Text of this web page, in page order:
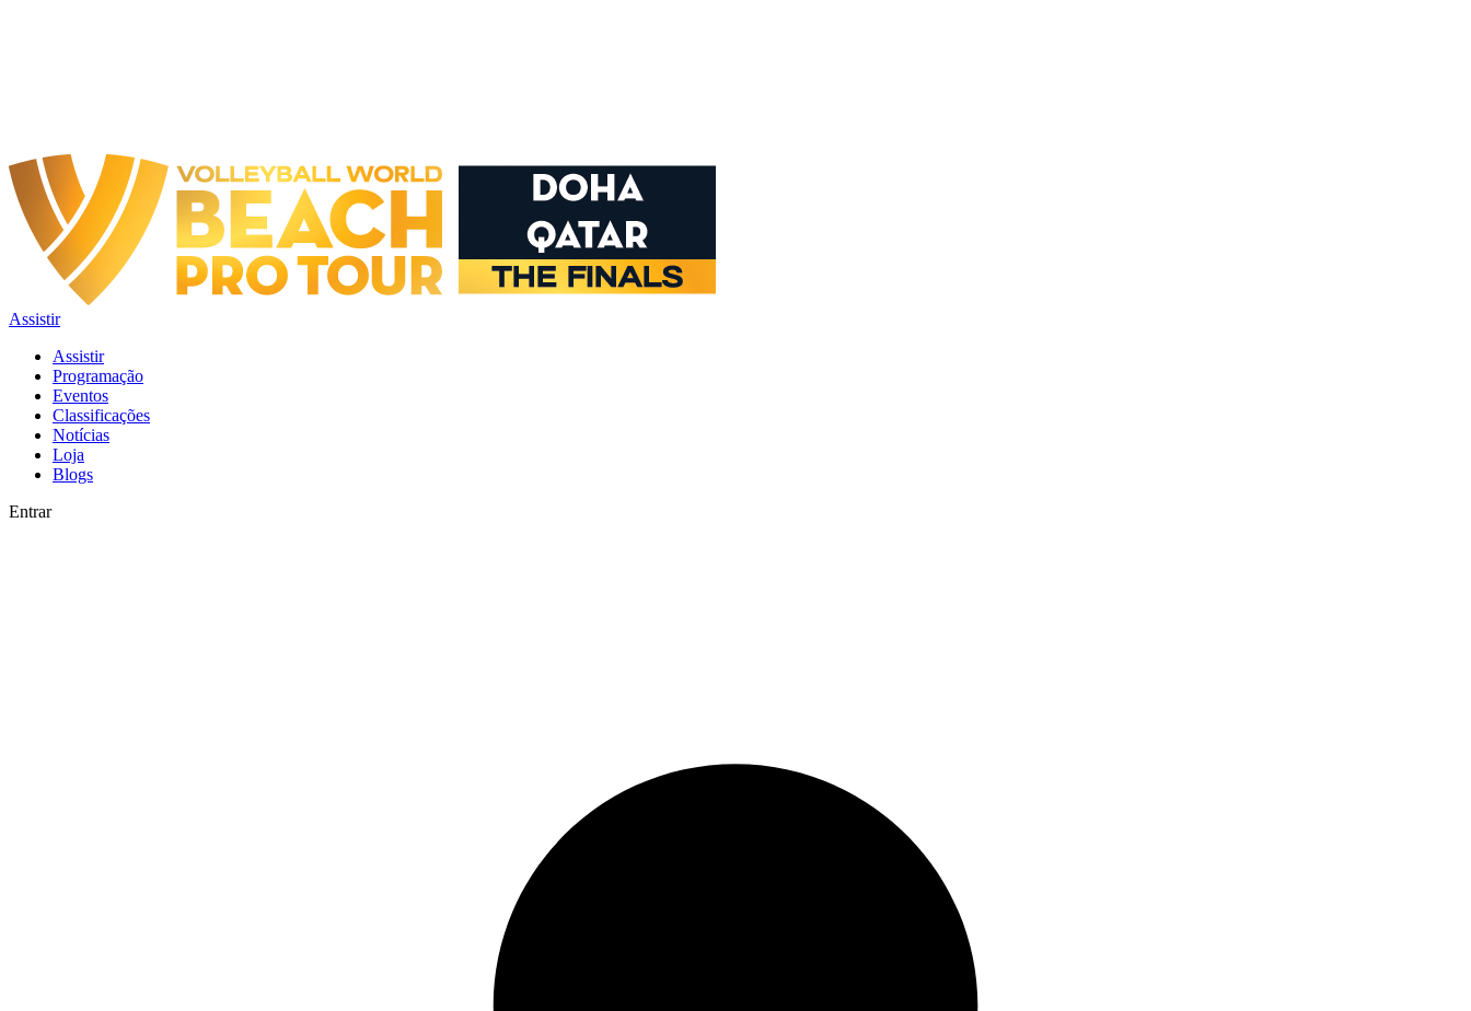
Assistir
Assistir
Programação
Eventos
Classificações
Notícias
Loja
Blogs
Entrar